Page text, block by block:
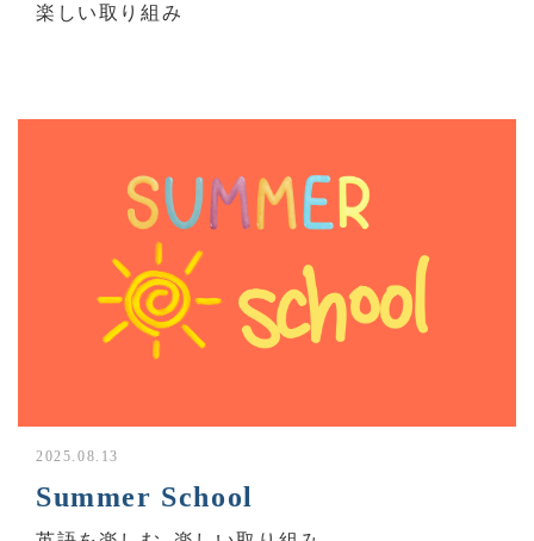
楽しい取り組み
Summer School
2025.08.13